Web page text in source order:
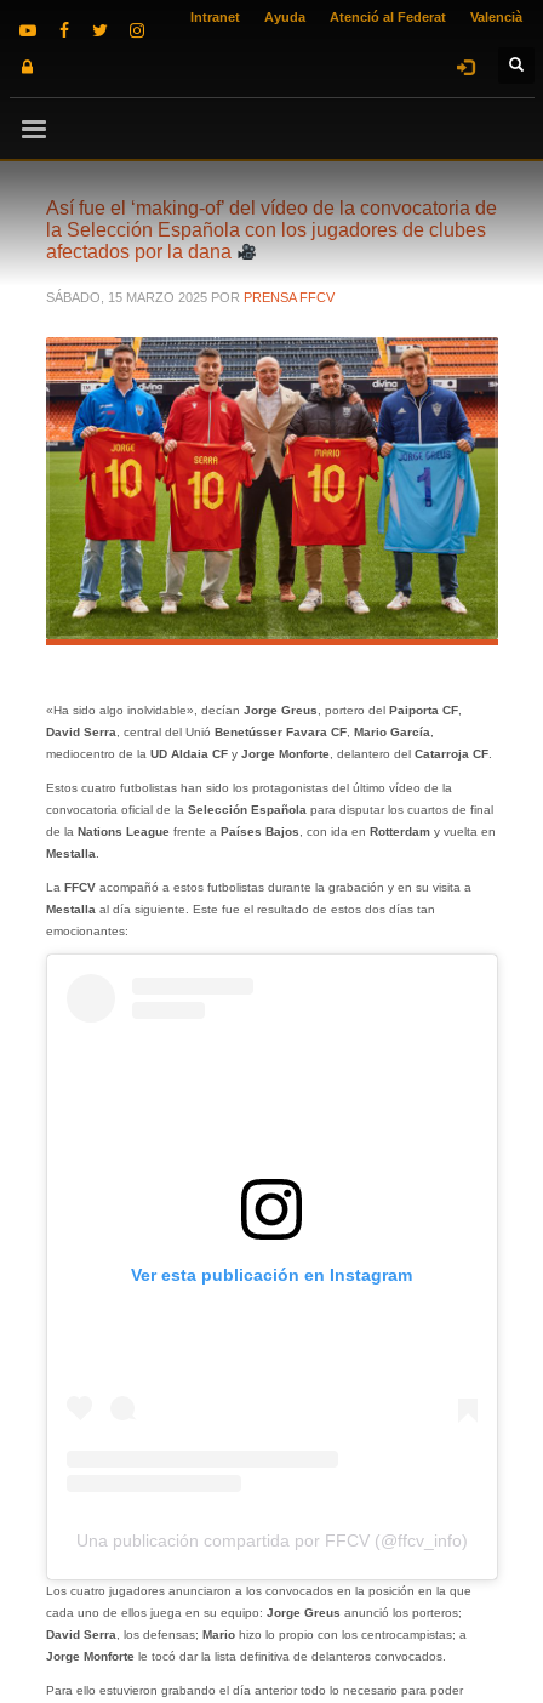
Intranet Ayuda Atenció al Federat Valencià
Así fue el ‘making-of’ del vídeo de la convocatoria de
la Selección Española con los jugadores de clubes
afectados por la dana
SÁBADO, 15 MARZO 2025 POR PRENSA FFCV
«Ha sido algo inolvidable», decían Jorge Greus , portero del Paiporta CF,
David Serra , central del Unió Benetússer Favara CF, Mario García
mediocentro de la UD Aldaia CFy Jorge Monforte, delantero del Catarroja CF.
Estos cuatro futbolistas han sido los protagonistas del último vídeo de la
convocatoria oficial de la Selección Española para disputar los cuartos de final
de la Nations Leaguefrente a Países Bajos , con ida en Rotterdamy vuelta en
Mestalla
La FFCVacompañó a estos futbolistas durante la grabación y en su visita a
Mestalla al día siguiente. Este fue el resultado de estos dos días tan
emocionantes:
Ver esta publicación en Instagram
Una publicación compartida por FFCV (@ffcv_info)
Los cuatro jugadores anunciaron a los convocados en la posición en la que
cada uno de ellos juega en su equipo: Jorge Greus anunció los porteros;
David Serra , los defensas; Mariohizo lo propio con los centrocampistas; a
Jorge Monforte le tocó dar la lista definitiva de delanteros convocados.
Para ello estuvieron grabando el día anterior todo lo necesario para poder